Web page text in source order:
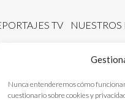
Nunca entenderemos cómo
cuestionario sobre cookies y
TV NUESTROS